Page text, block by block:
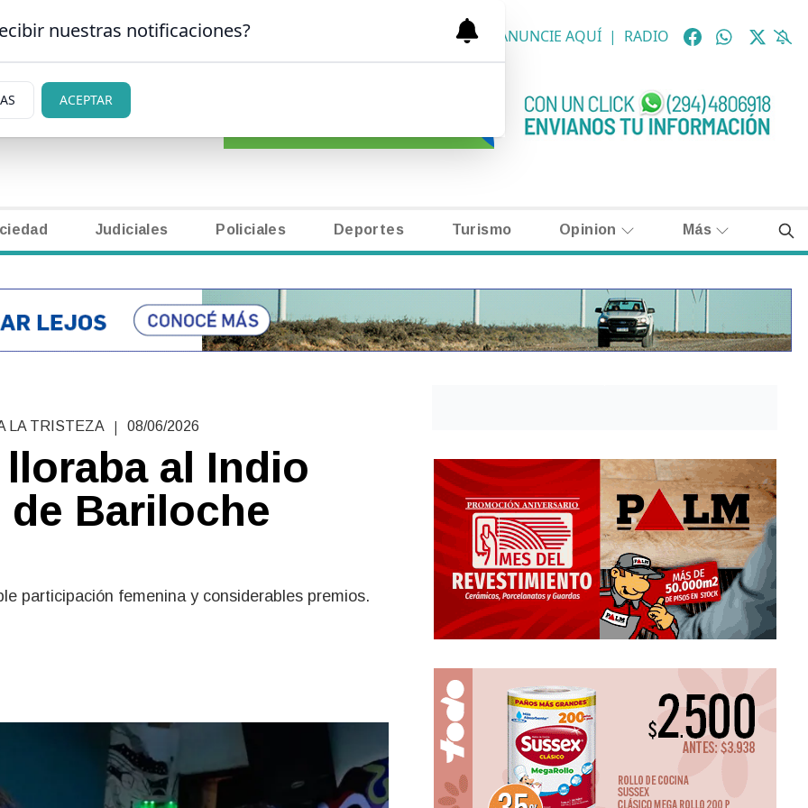
DE BARILOCHE CLASIFICADOS NECROLÓGICAS ANUNCIE AQUÍ | RADIO
Judiciales Policiales Deportes Turismo Opinion Más
LA TRISTEZA | 08/06/2026
al Indio
Bariloche
participación femenina y considerables premios.
nuestras notificaciones?
ACEPTAR